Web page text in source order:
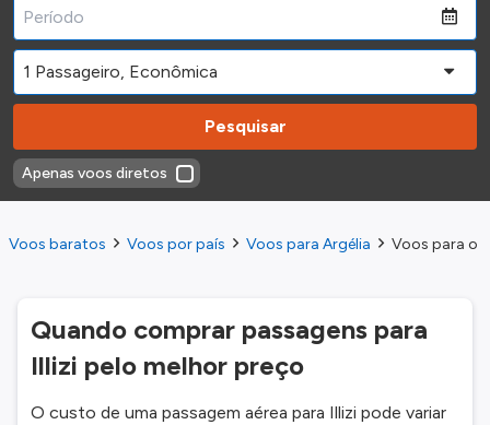
Pesquisar
Apenas voos diretos
Voos baratos Voos por país Voos para Argélia Voos para o
Quando comprar passagens para
Illizi pelo melhor preço
O custo de uma passagem aérea para Illizi pode variar